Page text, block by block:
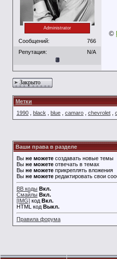
Administrator
Сообщений:
766
Репутация:
N/A
©
Закрыто
Метки
1990
black blue camaro chevrolet
Ваши права в разделе
Вы не можете создавать новые темы
Вы не можете отвечать в темах
Вы не можете прикреплять вложения
Вы не можете редактировать свои
BB коды Вкл.
Смайлы Вкл.
[IMG] код Вкл.
HTML код Выкл.
Правила форума